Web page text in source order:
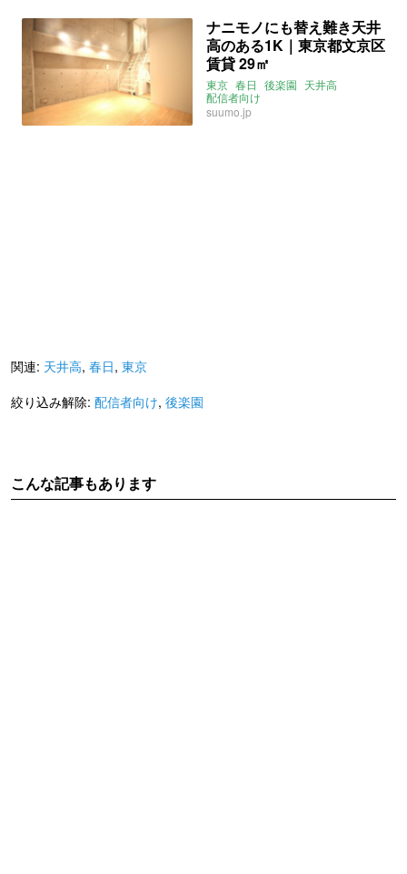
ナニモノにも替え難き天井
高のある1K｜東京都文京区
賃貸 29㎡
東京 春日 後楽園 天井高
配信者向け
suumo.jp
関連: 天井高, 春日, 東京
絞り込み解除: 配信者向け, 後楽園
こんな記事もあります